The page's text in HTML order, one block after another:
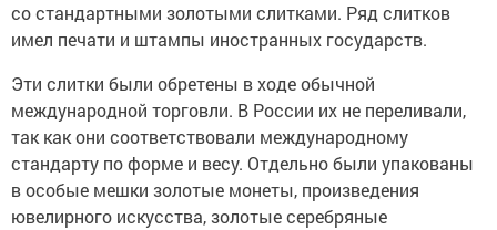
со стандартными золотыми слитками. Ряд слитков
имел печати и штампы иностранных государств.
Эти слитки были обретены в ходе обычной
международной торговли. В России их не переливали,
так как они соответствовали международному
стандарту по форме и весу. Отдельно были упакованы
в особые мешки золотые монеты, произведения
ювелирного искусства, золотые серебряные